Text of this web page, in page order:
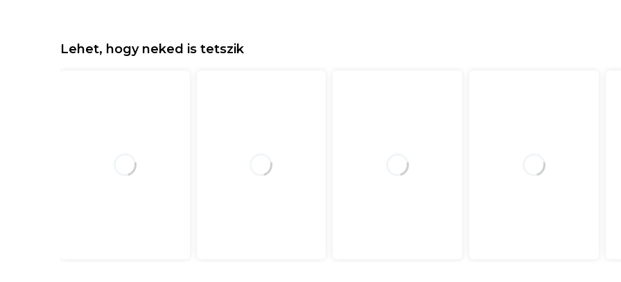
Lehet, hogy neked is tetszik